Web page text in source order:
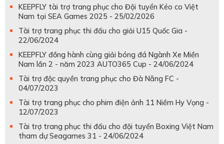
KEEPFLY tài trợ trang phục cho Đội tuyển Kéo co Việt
Nam tại SEA Games 2025 - 25/02/2026
Tài trợ trang phục thi đấu cho giải U15 Quốc Gia -
22/06/2024
KEEPFLY đồng hành cùng giải bóng đá Ngành Xe Miền
Nam lần 2 - năm 2023 AUTO365 Cup - 24/06/2024
Tài trợ độc quyền trang phục cho Đà Nẵng FC -
04/07/2023
Tài trợ trang phục cho phim điện ảnh 11 Niềm Hy Vọng -
12/07/2023
Tài trợ trang phục thi đấu cho đội tuyển Boxing Việt Nam
tham dự Seagames 31 - 24/06/2024